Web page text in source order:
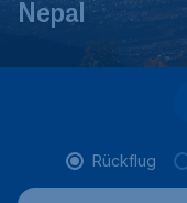
Nepal
Rückflug